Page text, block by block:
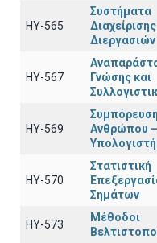
ΗΥ-565
Συστήματα
Διαχείρισης
Διεργασιών
ΗΥ-567
Γνώσης και
ΗΥ-569
Συμπόρευση
Ανθρώπου –
Υπολογιστή
HY-570
Στατιστική
Σημάτων
ΗΥ-573
Μέθοδοι